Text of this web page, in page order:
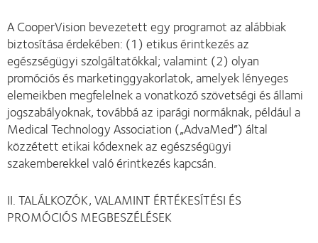
A CooperVision bevezetett egy programot az alábbiak
biztosítása érdekében: (1) etikus érintkezés az
egészségügyi szolgáltatókkal; valamint (2) olyan
promóciós és marketinggyakorlatok, amelyek lényeges
elemeikben megfelelnek a vonatkozó szövetségi és állami
jogszabályoknak, továbbá az iparági normáknak, például a
Medical Technology Association („AdvaMed”) által
közzétett etikai kódexnek az egészségügyi
szakemberekkel való érintkezés kapcsán.
II. TALÁLKOZÓK, VALAMINT ÉRTÉKESÍTÉSI ÉS
PROMÓCIÓS MEGBESZÉLÉSEK